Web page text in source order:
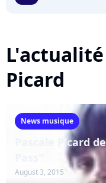
L'actualité
Picard
News musique
Pascale Picard
August 3, 2015